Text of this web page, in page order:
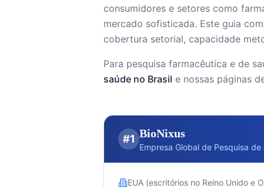
consumidores e setores como
mercado sofisticada. Este guia
cobertura setorial, capacidade
Para pesquisa farmacêutica e de
saúde no Brasil e nossas páginas
#1 BioNixus
Empresa Global de Pesquisa
EUA (escritórios no Reino Unido e